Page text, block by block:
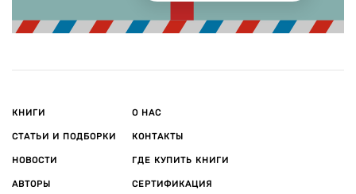
КНИГИ
СТАТЬИ И ПОДБОРКИ
НОВОСТИ
АВТОРЫ
О НАС
КОНТАКТЫ
ГДЕ КУПИТЬ КНИГИ
СЕРТИФИКАЦИЯ